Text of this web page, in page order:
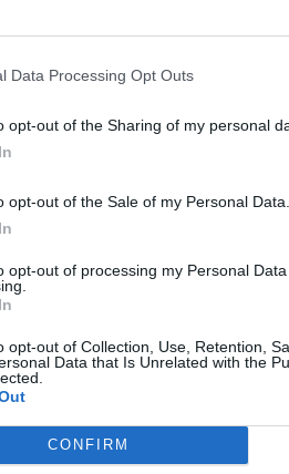
Data Processing Opt Outs
opt-out of the Sharing of my personal
opt-out of the Sale of my Personal Data.
opt-out of processing my Personal
opt-out of Collection, Use, Retention,
Data that Is Unrelated with the
CONFIRM
καιρικές συνθήκες αλλά το
σημειωθούν μερικές
νομού.
ΔΙΑΦΗΜΙΣΗ